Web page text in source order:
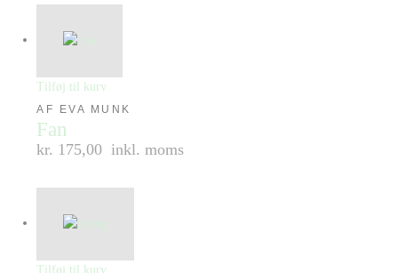
Tilføj til kurv
AF EVA MUNK
Fan
kr. 175,00 inkl. moms
Tilføj til kurv